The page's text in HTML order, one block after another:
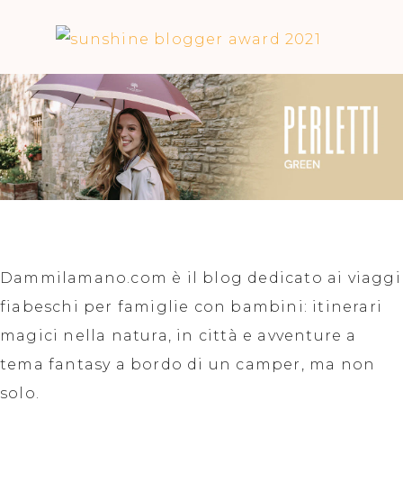
Dammilamano.com è il blog dedicato ai viaggi
fiabeschi per famiglie con bambini: itinerari
magici nella natura, in città e avventure a
tema fantasy a bordo di un camper, ma non
solo.